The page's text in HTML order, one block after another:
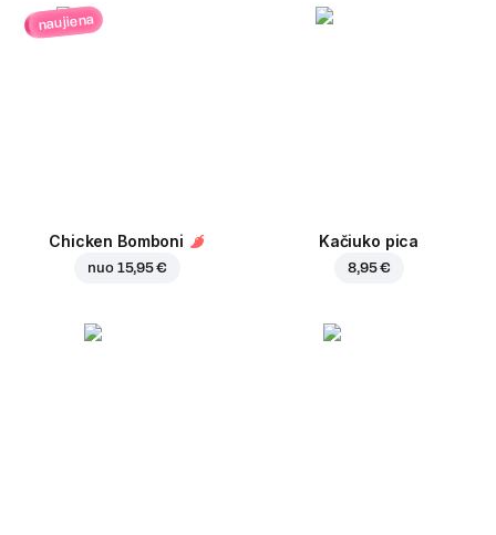
naujiena
Chicken Bomboni
nuo 15,95 €
Kačiuko pica
8,95 €